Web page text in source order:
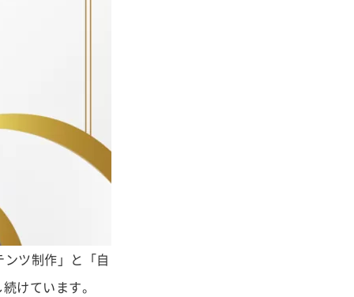
ツ制作」と「自
けています。